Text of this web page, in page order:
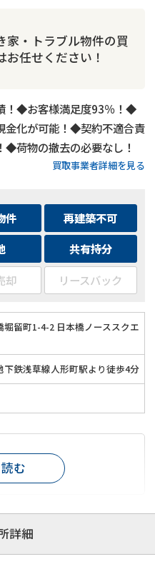
家・トラブル物件の買
お任せください！
！◆お客様満足度93％！◆
金化が可能！◆契約不適合責
荷物の撤去の必要なし！
買取事業者詳細を見る
件
再建築不可
共有持分
却 リースバック
堀留町1-4-2 日本橋ノーススクエ
下鉄浅草線人形町駅より徒歩4分
詳細
談可能
レスポンスが早い
買取可
む